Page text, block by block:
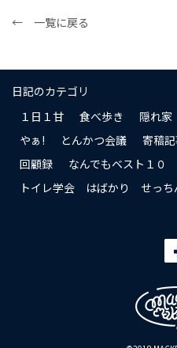
← 一覧に戻る
日記のカテゴリ
１日１甘
食べ歩き 隠れ家
やぁ!
とんかつ会議 寄稿
回顧録
なんでもベスト１０
トイレ学会 はばかり せっち